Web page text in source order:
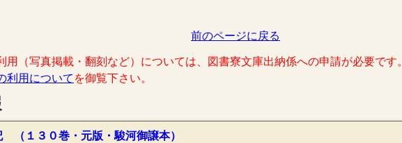
前のページに戻る
用（写真掲載・翻刻など）については、図書寮文庫出納係への申請が必要です。
利用について を御覧下さい。
（１３０巻・元版・駿河御譲本）